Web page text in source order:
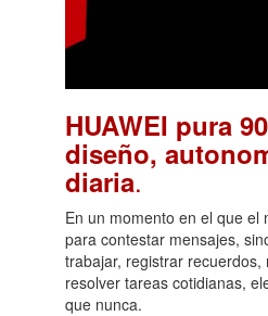
HUAWEI pura
diseño,
diaria.
En un momento en el que el
para contestar mensajes,
trabajar, registrar recuerdos,
resolver tareas cotidianas,
que nunca.